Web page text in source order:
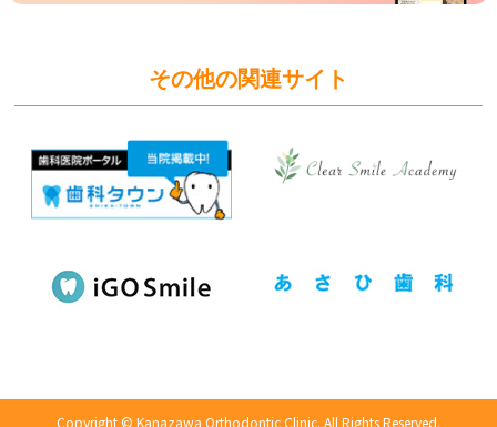
その他の関連サイト
Copyright © Kanazawa Orthodontic Clinic. All Rights Reserved.